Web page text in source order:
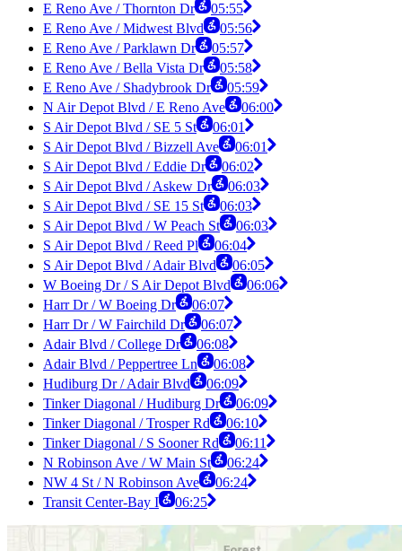
E Reno Ave / Thornton Dr
05:55
E Reno Ave / Midwest Blvd
05:56
E Reno Ave / Parklawn Dr
05:57
E Reno Ave / Bella Vista Dr
05:58
E Reno Ave / Shadybrook Dr
05:59
N Air Depot Blvd / E Reno Ave
06:00
S Air Depot Blvd / SE 5 St
06:01
S Air Depot Blvd / Bizzell Ave
06:01
S Air Depot Blvd / Eddie Dr
06:02
S Air Depot Blvd / Askew Dr
06:03
S Air Depot Blvd / SE 15 St
06:03
S Air Depot Blvd / W Peach St
06:03
S Air Depot Blvd / Reed Pl
06:04
S Air Depot Blvd / Adair Blvd
06:05
W Boeing Dr / S Air Depot Blvd
06:06
Harr Dr / W Boeing Dr
06:07
Harr Dr / W Fairchild Dr
06:07
Adair Blvd / College Dr
06:08
Adair Blvd / Peppertree Ln
06:08
Hudiburg Dr / Adair Blvd
06:09
Tinker Diagonal / Hudiburg Dr
06:09
Tinker Diagonal / Trosper Rd
06:10
Tinker Diagonal / S Sooner Rd
06:11
N Robinson Ave / W Main St
06:24
NW 4 St / N Robinson Ave
06:24
Transit Center-Bay I
06:25